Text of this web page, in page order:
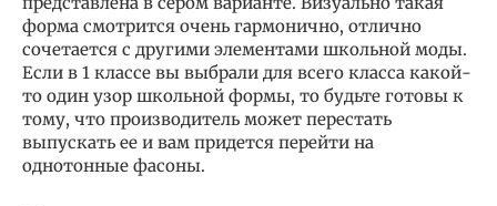
форма смотрится очень гармонично, отлично
сочетается с другими элементами школьной моды.
Если в 1 классе вы выбрали для всего класса какой-
то один узор школьной формы, то будьте готовы к
тому, что производитель может перестать
выпускать ее и вам придется перейти на
однотонные фасоны.